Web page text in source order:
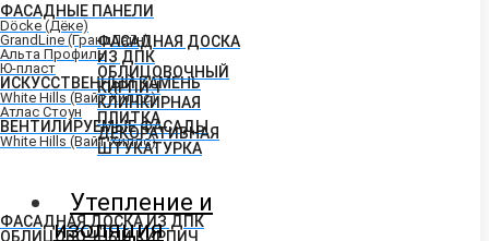
ФАСАДНАЯ ДОСКА
ИЗ ДПК
ОБЛИЦОВОЧНЫЙ
КИРПИЧ
КЛИНКИРНАЯ
ПЛИТКА
ДЕКОРАТИВНАЯ
ШТУКАТУРКА
Утепление и
изоляция
ФАСАДНЫЕ ПАНЕЛИ
Döcke (Дёке)
GrandLine (ГрандЛайн)
Альта Профиль
Ю-пласт
ИСКУССТВЕННЫЙ КАМЕНЬ
White Hills (Вайт Хиллс)
Атлас Стоун
ВЕНТИЛИРУЕМЫЕ ФАСАДЫ
White Hills (Вайт Хиллс)
ФАСАДНАЯ ДОСКА ИЗ ДПК
ОБЛИЦОВОЧНЫЙ КИРПИЧ